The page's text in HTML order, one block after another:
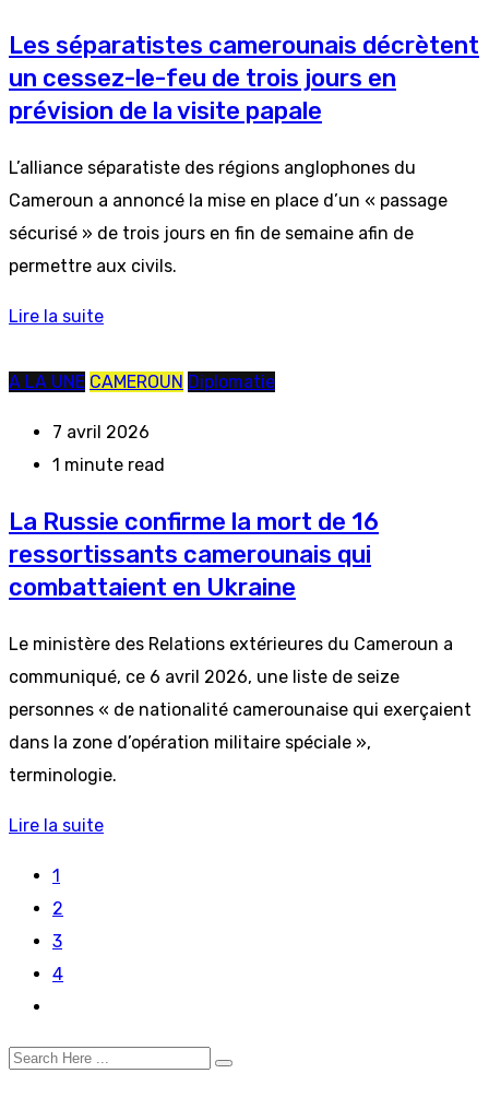
Les séparatistes camerounais décrètent
un cessez-le-feu de trois jours en
prévision de la visite papale
L’alliance séparatiste des régions anglophones du
Cameroun a annoncé la mise en place d’un « passage
sécurisé » de trois jours en fin de semaine afin de
permettre aux civils.
Lire la suite
A LA UNE CAMEROUN Diplomatie
7 avril 2026
1 minute read
La Russie confirme la mort de 16
ressortissants camerounais qui
combattaient en Ukraine
Le ministère des Relations extérieures du Cameroun a
communiqué, ce 6 avril 2026, une liste de seize
personnes « de nationalité camerounaise qui exerçaient
dans la zone d’opération militaire spéciale »,
terminologie.
Lire la suite
1
2
3
4